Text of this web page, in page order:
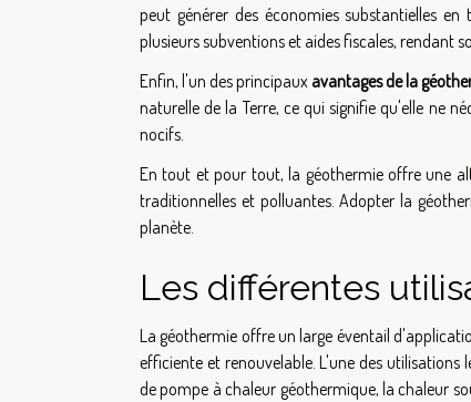
peut générer des économies substantielles
plusieurs subventions et aides fiscales, rendant
Enfin, l'un des principaux avantages de la
naturelle de la Terre, ce qui signifie qu'elle ne
nocifs.
En tout et pour tout, la géothermie offre une
traditionnelles et polluantes. Adopter la
planète.
Les différentes
La géothermie offre un large éventail
efficiente et renouvelable. L'une des
de pompe à chaleur géothermique, la chaleur